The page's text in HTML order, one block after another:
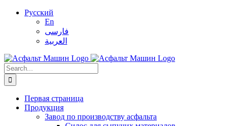
Skip
Русский
En
فارسی
العربية
Search
for:
Первая страница
Продукция
Завод по производству асфальта